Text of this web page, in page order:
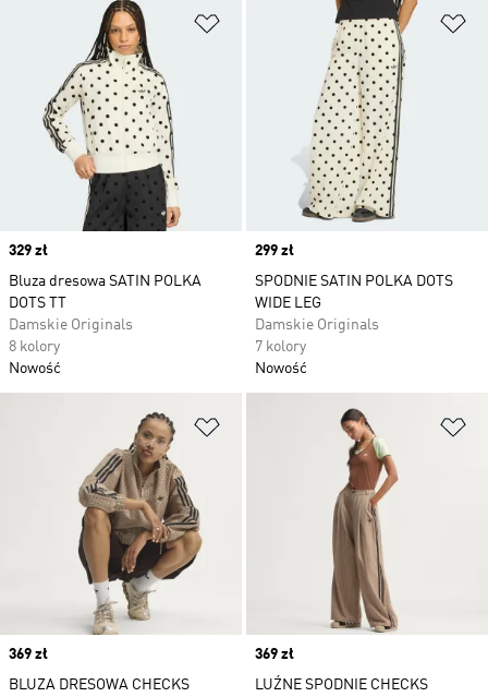
Dodaj do listy życzeń
Price
329 zł
Bluza dresowa SATIN POLKA
DOTS TT
Damskie Originals
8 kolory
Nowość
Price
299 zł
SPODNIE SATIN POLKA DOTS
WIDE LEG
Damskie Originals
7 kolory
Nowość
Dodaj do listy życzeń
Price
369 zł
BLUZA DRESOWA CHECKS
Price
369 zł
LUŹNE SPODNIE CHECKS